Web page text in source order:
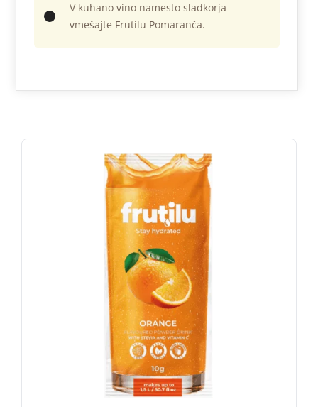
V kuhano vino namesto sladkorja
vmešajte Frutilu Pomaranča.